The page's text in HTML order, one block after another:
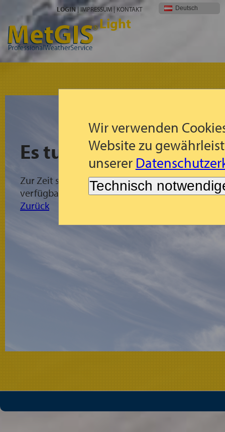
Wir verwenden
Website zu
unserer
Technisch
LOGIN| IMPRESSUM | KONTAKT Deutsch
Light
Es tut uns leid!
Zur Zeit sind für die gewählte Region keine
verfügbar.
Zurück